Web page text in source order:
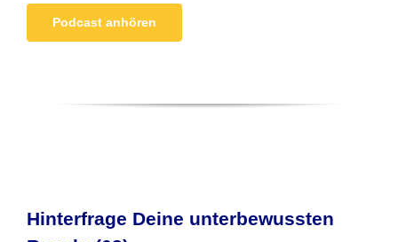
Podcast anhören
Hinterfrage Deine unterbewussten